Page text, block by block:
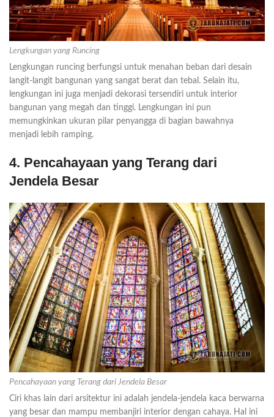
Lengkungan yang Runcing
Lengkungan runcing berfungsi untuk menahan beban dari desain
langit-langit bangunan yang sangat berat dan tebal. Selain itu,
lengkungan ini juga menjadi dekorasi tersendiri untuk interior
bangunan yang megah dan tinggi. Lengkungan ini pun
memungkinkan ukuran pilar penyangga di bagian bawahnya
menjadi lebih ramping.
4. Pencahayaan yang Terang dari
Jendela Besar
Pencahayaan yang Terang dari Jendela Besar
Ciri khas lain dari arsitektur ini adalah jendela-jendela kaca berwarna
yang besar dan mampu membanjiri interior dengan cahaya. Hal ini